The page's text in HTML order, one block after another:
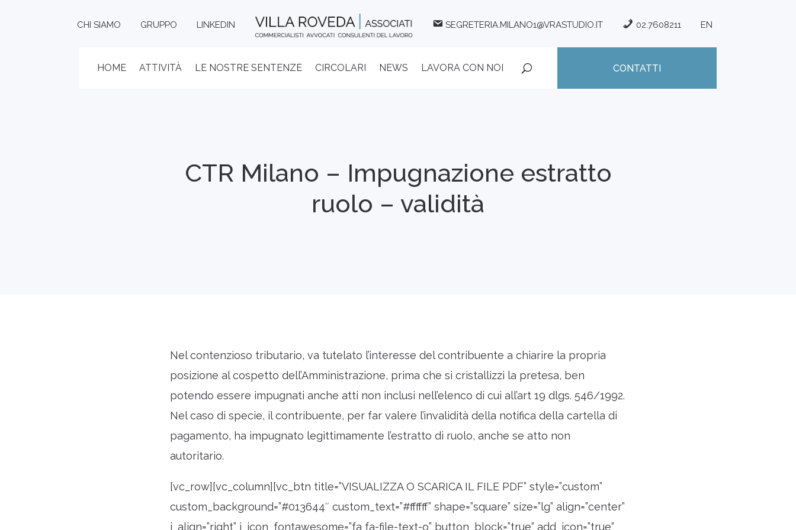
CHI SIAMO GRUPPO LINKEDIN SEGRETERIA.MILANO1@VRASTUDIO.IT 02.7608211 EN
HOME ATTIVITÀ LE NOSTRE SENTENZE CIRCOLARI NEWS LAVORA CON NOI CONTATTI
CTR Milano – Impugnazione estratto
ruolo – validità
Nel contenzioso tributario, va tutelato l’interesse del contribuente a chiarire la propria
posizione al cospetto dell’Amministrazione, prima che si cristallizzi la pretesa, ben
potendo essere impugnati anche atti non inclusi nell’elenco di cui all’art 19 dlgs. 546/1992.
Nel caso di specie, il contribuente, per far valere l’invalidità della notifica della cartella di
pagamento, ha impugnato legittimamente l’estratto di ruolo, anche se atto non
autoritario.
[vc_row][vc_column][vc_btn title=”VISUALIZZA O SCARICA IL FILE PDF” style=”custom”
custom_background=”#013644″ custom_text=”#ffffff” shape=”square” size=”lg” align=”center”
i_align=”right” i_icon_fontawesome=”fa fa-file-text-o” button_block=”true” add_icon=”true”